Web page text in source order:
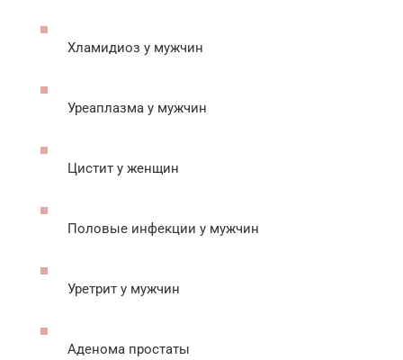
Хламидиоз у мужчин
Уреаплазма у мужчин
Цистит у женщин
Половые инфекции у мужчин
Уретрит у мужчин
Аденома простаты